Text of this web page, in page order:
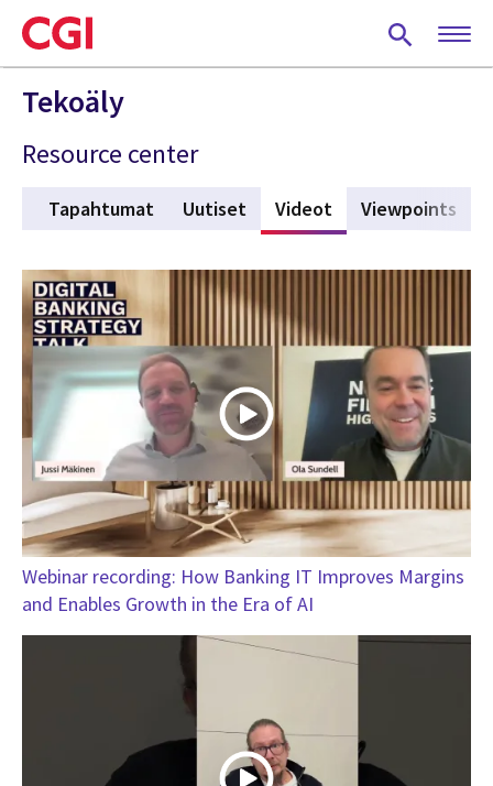
Skip
to
main
content
Tekoäly
Resource center
Tapahtumat Uutiset Videot (active tab)
Viewpoints
Webinar recording: How Banking IT Improves Margins
and Enables Growth in the Era of AI